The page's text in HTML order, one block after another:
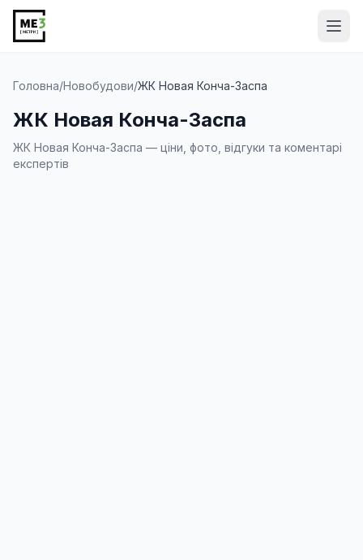
Головна/Новобудови/ЖК Новая Конча-Заспа
ЖК Новая Конча-Заспа
ЖК Новая Конча-Заспа — ціни, фото, відгуки та коментарі
експертів